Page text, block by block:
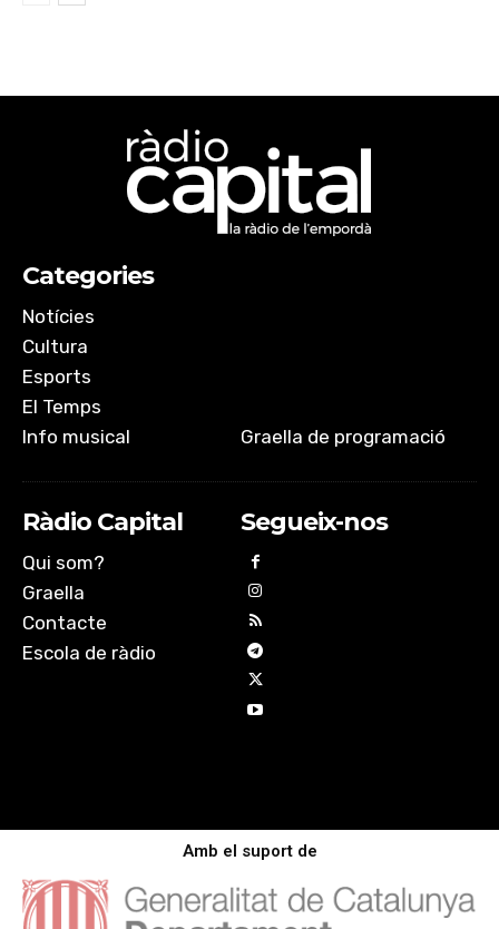
Categories
Notícies
Cultura
Esports
El Temps
Info musical
Graella de programació
Ràdio Capital
Qui som?
Graella
Contacte
Escola de ràdio
Segueix-nos
Amb el suport de